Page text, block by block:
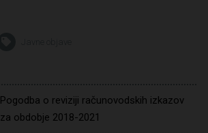
Pogodba o reviziji računovodskih izkazov
za obdobje 2018-2021